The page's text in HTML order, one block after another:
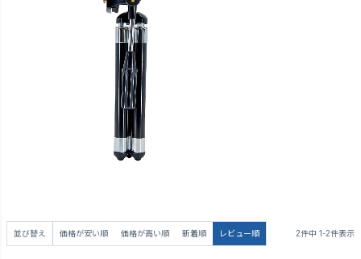
並び替え 価格が安い順 価格が高い順 新着順 レビュー順 2件中 1 -2件表示